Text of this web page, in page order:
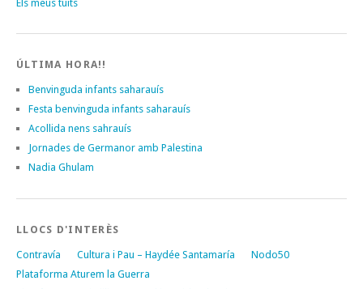
Els meus tuits
ÚLTIMA HORA!!
Benvinguda infants saharauís
Festa benvinguda infants saharauís
Acollida nens sahrauís
Jornades de Germanor amb Palestina
Nadia Ghulam
LLOCS D'INTERÈS
Contravía Cultura i Pau – Haydée Santamaría
Nodo50
Plataforma Aturem la Guerra